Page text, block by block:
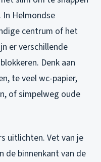
Helmondse
centrum of het
er verschillende
Denk aan
te veel wc-papier,
of simpelweg oude
uitlichten. Vet van je
de binnenkant van de